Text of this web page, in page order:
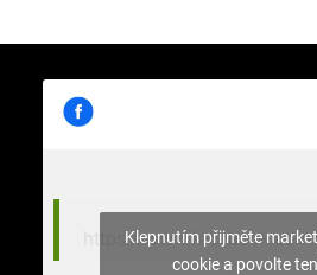
https://Klepnutím přijměte
cookie a povolte